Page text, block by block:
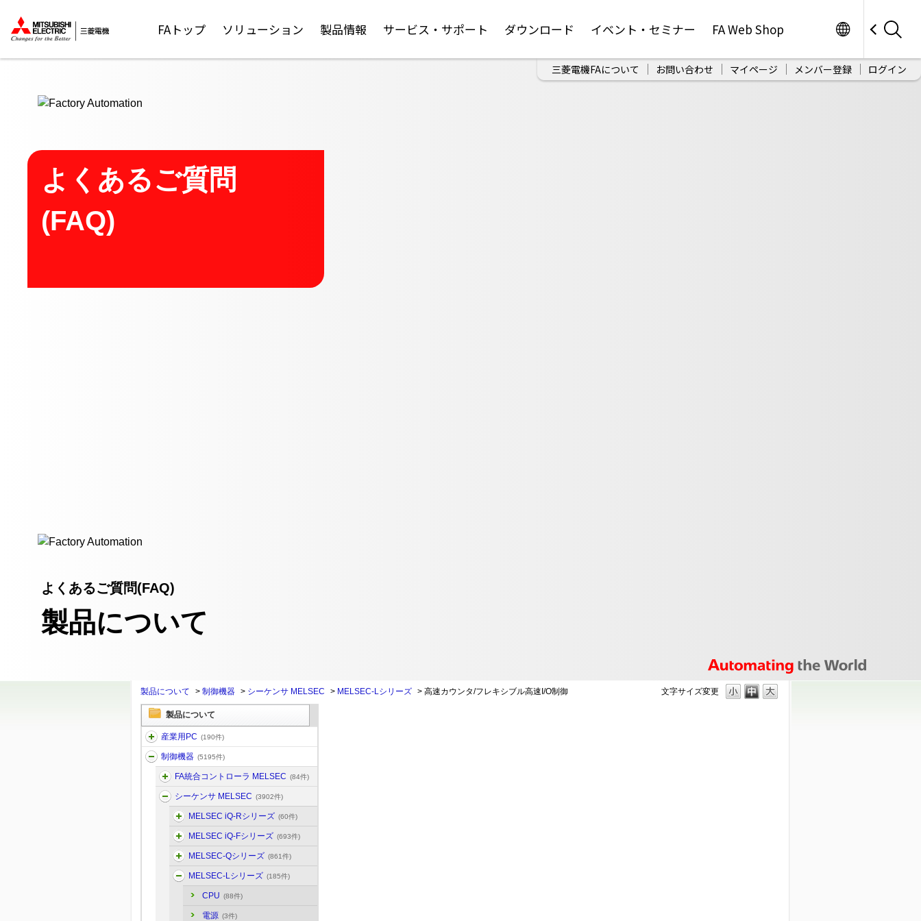
FAトップ ソリューション 製品情報 サービス・サポート ダウンロード イベント・セミナー FA Web Shop
三菱電機FAについて お問い合わせ マイページ メンバー登録 ログイン
よくあるご質問
(FAQ)
よくあるご質問(FAQ)
製品について
文字サイズ変更
製品について > 制御機器 > シーケンサ MELSEC > MELSEC-Lシリーズ > 高速カウンタ/フレキシブル高速I/O制御
製品について
産業用PC (190件)
制御機器 (5195件)
FA統合コントローラ MELSEC (84件)
シーケンサ MELSEC (3902件)
MELSEC iQ-Rシリーズ (60件)
MELSEC iQ-Fシリーズ (693件)
MELSEC-Qシリーズ (861件)
MELSEC-Lシリーズ (185件)
CPU (88件)
電源 (3件)